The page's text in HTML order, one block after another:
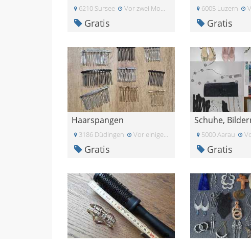
6210 Sursee Vor zwei Monaten
Gratis
6005 Luzern
Gratis
Haarspangen
3186 Düdingen Vor einigen Tagen
Gratis
5000 Aarau
Gratis